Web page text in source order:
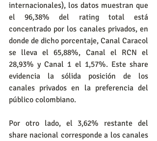
internacionales), los datos muestran que
el 96,38% del rating total está
concentrado por los canales privados, en
donde de dicho porcentaje, Canal Caracol
se lleva el 65,88%, Canal el RCN el
28,93% y Canal 1 el 1,57%. Este share
evidencia la sólida posición de los
canales privados en la preferencia del
público colombiano.
Por otro lado, el 3,62% restante del
share nacional corresponde a los canales